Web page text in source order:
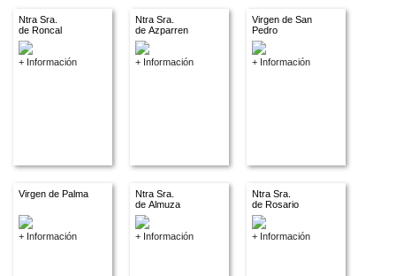
Ntra Sra.
de Roncal
+ Información
Ntra Sra.
de Azparren
+ Información
Virgen de San
Pedro
+ Información
Virgen de Palma
+ Información
Ntra Sra.
de Almuza
+ Información
Ntra Sra.
de Rosario
+ Información